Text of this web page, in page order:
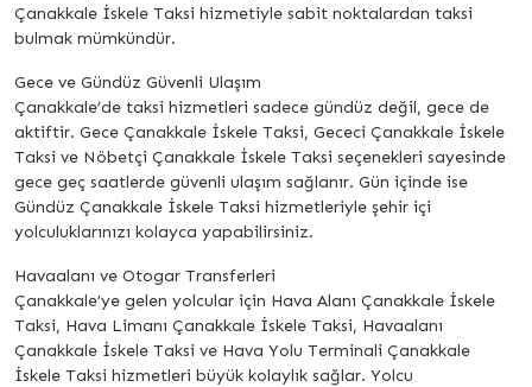
Çanakkale İskele Taksi hizmetiyle sabit noktalardan taksi
bulmak mümkündür.
Gece ve Gündüz Güvenli Ulaşım
Çanakkale’de taksi hizmetleri sadece gündüz değil, gece de
aktiftir. Gece Çanakkale İskele Taksi, Gececi Çanakkale İskele
Taksi ve Nöbetçi Çanakkale İskele Taksi seçenekleri sayesinde
gece geç saatlerde güvenli ulaşım sağlanır. Gün içinde ise
Gündüz Çanakkale İskele Taksi hizmetleriyle şehir içi
yolculuklarınızı kolayca yapabilirsiniz.
Havaalanı ve Otogar Transferleri
Çanakkale’ye gelen yolcular için Hava Alanı Çanakkale İskele
Taksi, Hava Limanı Çanakkale İskele Taksi, Havaalanı
Çanakkale İskele Taksi ve Hava Yolu Terminali Çanakkale
İskele Taksi hizmetleri büyük kolaylık sağlar. Yolcu